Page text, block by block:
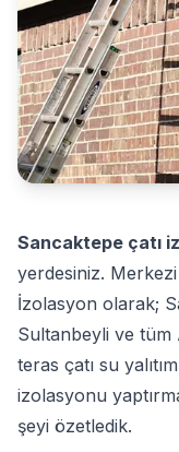
Sancaktepe çatı
yerdesiniz.
İzolasyon olarak;
Sultanbeyli ve tüm
teras çatı su
izolasyonu
şeyi özetledik.